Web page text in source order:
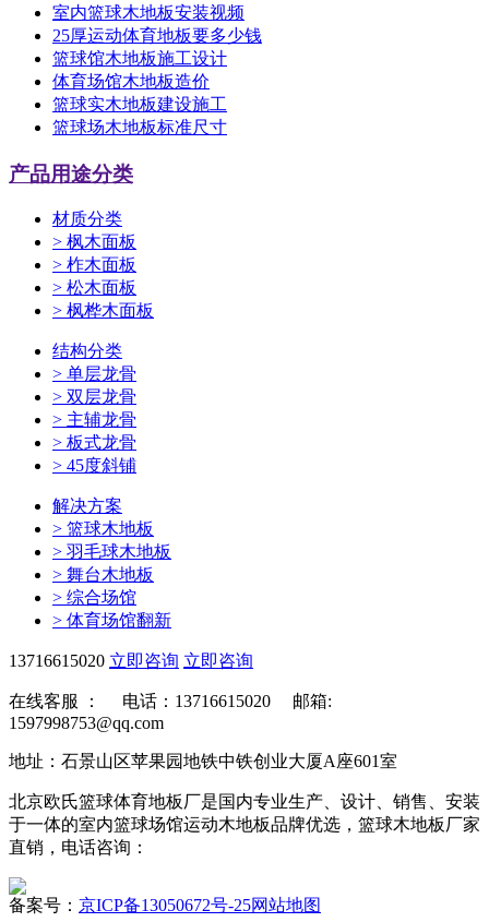
室内篮球木地板安装视频
25厚运动体育地板要多少钱
篮球馆木地板施工设计
体育场馆木地板造价
篮球实木地板建设施工
篮球场木地板标准尺寸
产品用途分类
材质分类
> 枫木面板
> 柞木面板
> 松木面板
> 枫桦木面板
结构分类
> 单层龙骨
> 双层龙骨
> 主辅龙骨
> 板式龙骨
> 45度斜铺
解决方案
> 篮球木地板
> 羽毛球木地板
> 舞台木地板
> 综合场馆
> 体育场馆翻新
13716615020 立即咨询 立即咨询
在线客服 ：
电话：13716615020 邮箱:
1597998753@qq.com
地址：石景山区苹果园地铁中铁创业大厦A座601室
北京欧氏篮球体育地板厂是国内专业生产、设计、销售、安装
于一体的室内篮球场馆运动木地板品牌优选，篮球木地板厂家
直销，电话咨询：
备案号： 京ICP备13050672号-25网站地图